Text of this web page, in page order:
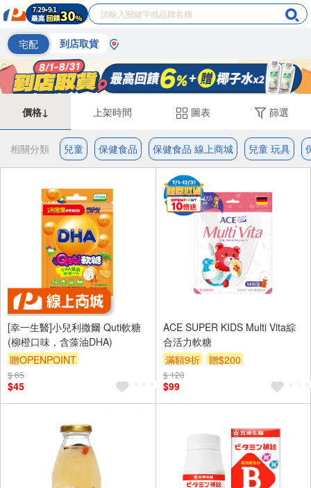
宅配 到店取貨
價格↓ 上架時間 圖表 篩選
相關分類 兒童 保健食品 保健食品 線上商城 兒童 玩具
[幸一生醫]小兒利撒爾 Quti軟糖
(柳橙口味，含藻油DHA)
贈OPENPOINT
$ 65
$45
ACE SUPER KIDS Multi Vita綜
合活力軟糖
滿額9折
贈$200
$ 120
$99